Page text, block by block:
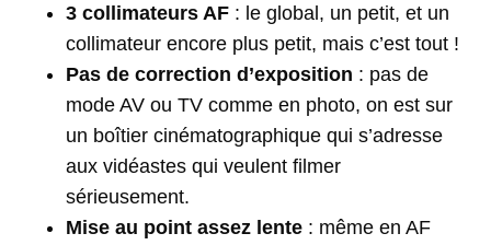
3 collimateurs AF : le global, un petit, et un
collimateur encore plus petit, mais c’est tout !
Pas de correction d’exposition : pas de
mode AV ou TV comme en photo, on est sur
un boîtier cinématographique qui s’adresse
aux vidéastes qui veulent filmer
sérieusement.
Mise au point assez lente : même en AF